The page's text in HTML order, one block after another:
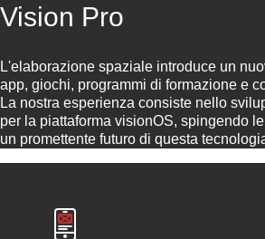
Vision Pro
L'elaborazione spaziale introduce un
app, giochi, programmi di formazione e
La nostra esperienza consiste nello
per la piattaforma visionOS, spingendo
un promettente futuro di questa